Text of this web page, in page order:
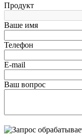
Продукт
Ваше имя
Телефон
E-mail
Ваш вопрос